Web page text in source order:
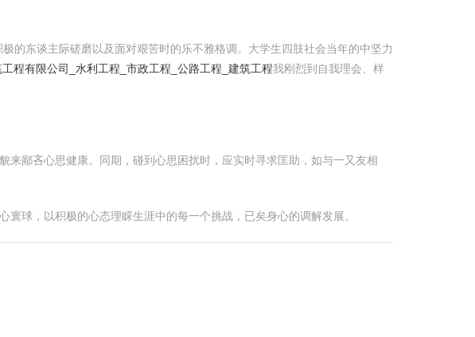
的东谈主际磋磨以及面对艰苦时的乐不雅格调。大学生四肢社会当年的中坚力
程有限公司_水利工程_市政工程_公路工程_建筑工程我刚烈到自我理会、样
来鄙吝心思健康。同期，碰到心思困扰时，应实时寻求匡助，如与一又友相
球，以积极的心态理睬生涯中的每一个挑战，已矣身心的调解发展。